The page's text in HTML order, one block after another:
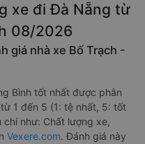
xe đi Đà Nẵng từ
08/2026
giá nhà xe Bố Trạch -
Bình tốt nhất được phân
1 đến 5 (1: tệ nhất, 5: tốt
như: Chất lượng xe,
Vexere.com. Đánh giá này